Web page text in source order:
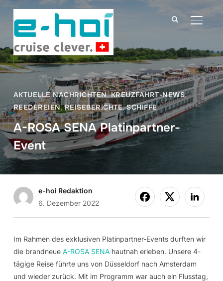
AKTUELLE NACHRICHTEN,KREUZFAHRT-NEWS,
REEDEREIEN,REISEBERICHTE,SCHIFFE
A-ROSA SENA Platinpartner-
Event
e-hoi Redaktion
6. Dezember 2022
Im Rahmen des exklusiven Platinpartner-Events durften wir
die brandneue A-ROSA SENAhautnah erleben. Unsere 4-
tägige Reise führte uns von Düsseldorf nach Amsterdam
und wieder zurück. Mit im Programm war auch ein Flusstag,